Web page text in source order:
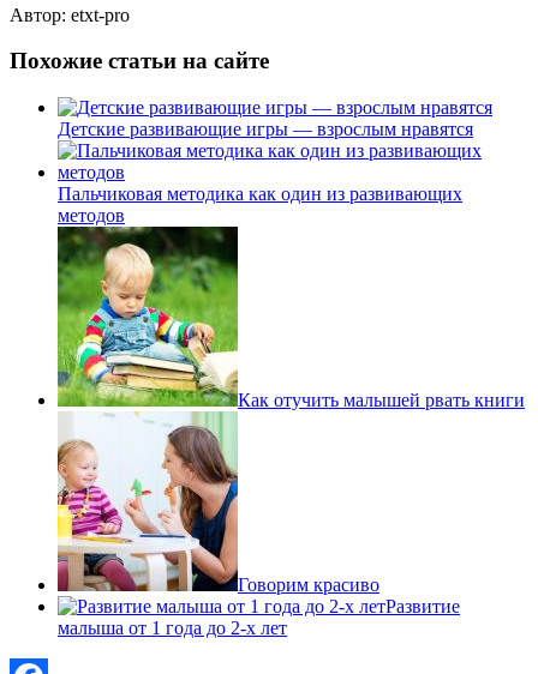
Автор: etxt-pro
Похожие статьи на сайте
Детские развивающие игры — взрослым нравятся
Пальчиковая методика как один из развивающих
методов
Как отучить малышей рвать книги
Говорим красиво
Развитие
малыша от 1 года до 2-х лет